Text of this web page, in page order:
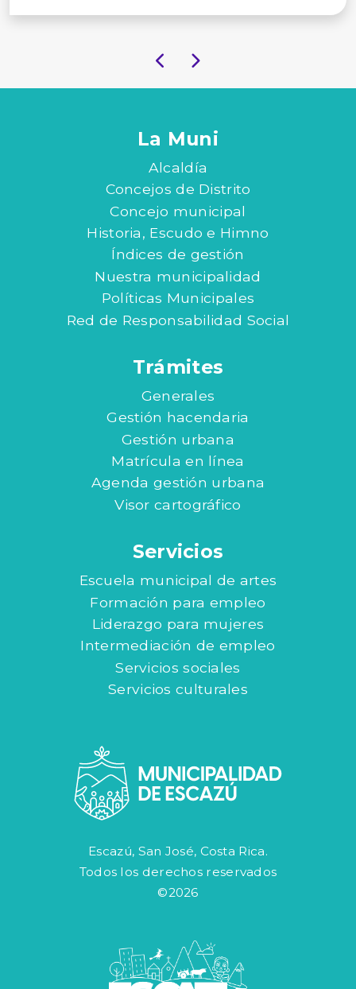
La Muni
Alcaldía
Concejos de Distrito
Concejo municipal
Historia, Escudo e Himno
Índices de gestión
Nuestra municipalidad
Políticas Municipales
Red de Responsabilidad Social
Trámites
Generales
Gestión hacendaria
Gestión urbana
Matrícula en línea
Agenda gestión urbana
Visor cartográfico
Servicios
Escuela municipal de artes
Formación para empleo
Liderazgo para mujeres
Intermediación de empleo
Servicios sociales
Servicios culturales
Escazú, San José, Costa Rica.
Todos los derechos reservados
©2026